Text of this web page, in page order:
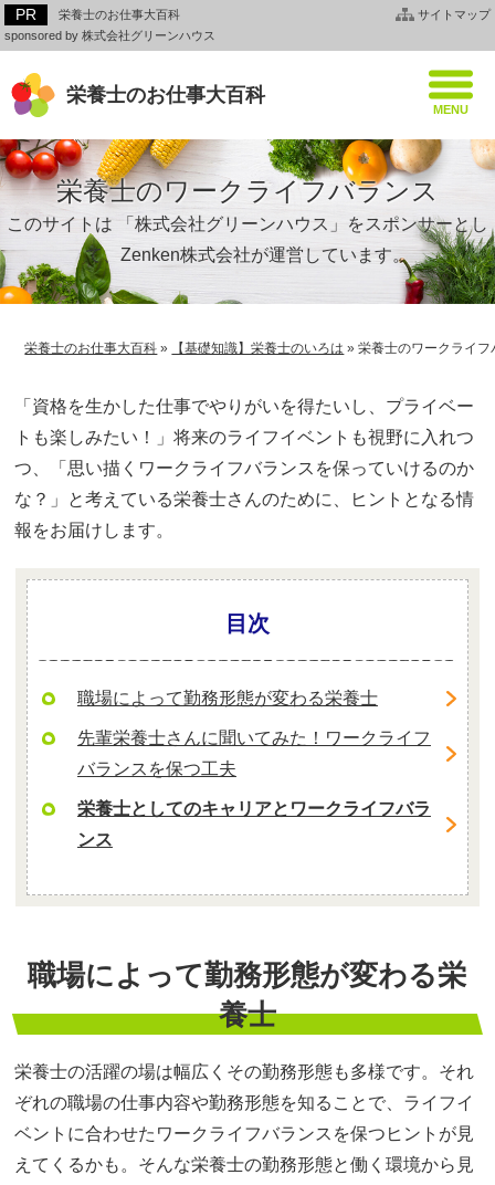
栄養士のお仕事大百科
sponsored by 株式会社グリーンハウス
サイトマップ
栄養士のお仕事大百科
栄養士のワークライフバランス
このサイトは 「株式会社グリーンハウス」をスポンサーとし
て、Zenken株式会社が運営しています。
栄養士のお仕事大百科 » 【基礎知識】栄養士のいろは »栄養士のワークライフ
「資格を生かした仕事でやりがいを得たいし、プライベー
トも楽しみたい！」将来のライフイベントも視野に入れつ
つ、「思い描くワークライフバランスを保っていけるのか
な？」と考えている栄養士さんのために、ヒントとなる情
報をお届けします。
目次
職場によって勤務形態が変わる栄養士
先輩栄養士さんに聞いてみた！ワークライフ
バランスを保つ工夫
栄養士としてのキャリアとワークライフバラ
ンス
職場によって勤務形態が変わる栄
養士
栄養士の活躍の場は幅広くその勤務形態も多様です。それ
ぞれの職場の仕事内容や勤務形態を知ることで、ライフイ
ベントに合わせたワークライフバランスを保つヒントが見
えてくるかも。そんな栄養士の勤務形態と働く環境から見